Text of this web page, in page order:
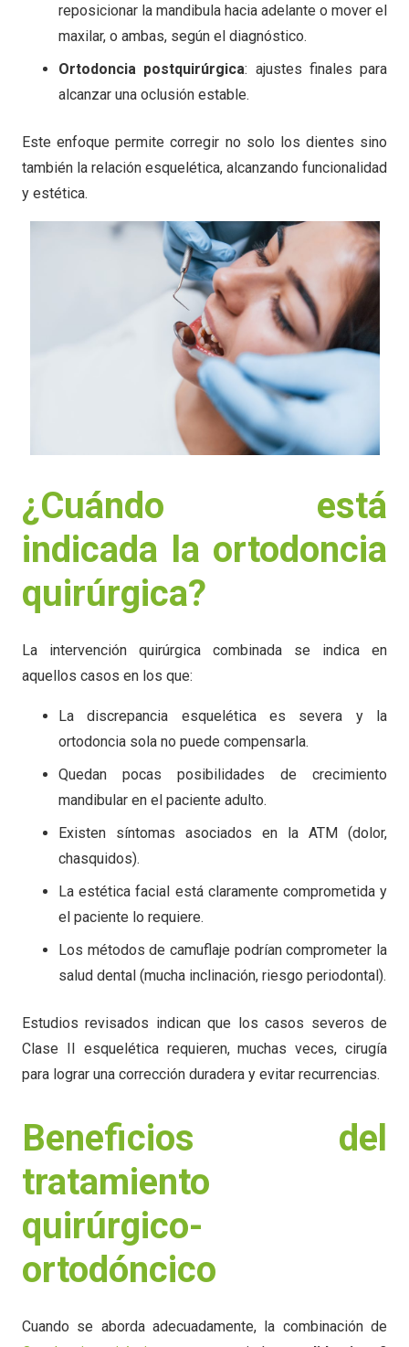
reposicionar la mandibula hacia adelante o mover el
maxilar, o ambas, según el diagnóstico.
Ortodoncia postquirúrgica: ajustes finales para
alcanzar una oclusión estable.
Este enfoque permite corregir no solo los dientes sino
también la relación esquelética, alcanzando funcionalidad
y estética.
¿Cuándo está
indicada la ortodoncia
quirúrgica?
La intervención quirúrgica combinada se indica en
aquellos casos en los que:
La discrepancia esquelética es severa y la
ortodoncia sola no puede compensarla.
Quedan pocas posibilidades de crecimiento
mandibular en el paciente adulto.
Existen síntomas asociados en la ATM (dolor,
chasquidos).
La estética facial está claramente comprometida y
el paciente lo requiere.
Los métodos de camuflaje podrían comprometer la
salud dental (mucha inclinación, riesgo periodontal).
Estudios revisados indican que los casos severos de
Clase II esquelética requieren, muchas veces, cirugía
para lograr una corrección duradera y evitar recurrencias.
Beneficios del
tratamiento
quirúrgico-
ortodóncico
Cuando se aborda adecuadamente, la combinación de